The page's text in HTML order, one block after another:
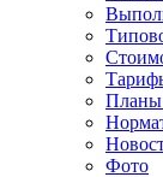
Планы
Фото